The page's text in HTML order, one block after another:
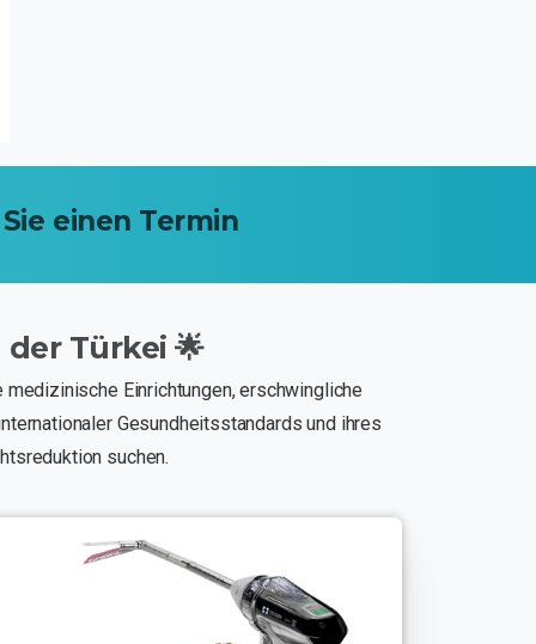
Sie einen Termin
der Türkei 🌟
Einrichtungen, erschwingliche
Gesundheitsstandards und ihres
suchen.